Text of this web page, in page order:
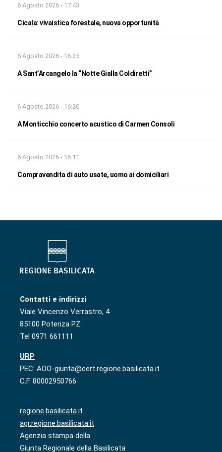
6 Agosto 2026 - 17:43
Cicala: vivaistica forestale, nuova opportunità
6 Agosto 2026 - 16:25
A Sant’Arcangelo la “Notte Gialla Coldiretti”
6 Agosto 2026 - 16:20
A Monticchio concerto acustico di Carmen Consoli
6 Agosto 2026 - 16:11
Compravendita di auto usate, uomo ai domiciliari
Contatti e indirizzi
Viale Vincenzo Verrastro, 4
85100 Potenza PZ
Tel 0971 661111
URP
PEC: AOO-giunta@cert.regione.basilicata.it
C.F. 80002950766
regione.basilicata.it
agr.regione.basilicata.it
Agenzia stampa della
Giunta Regionale della Basilicata